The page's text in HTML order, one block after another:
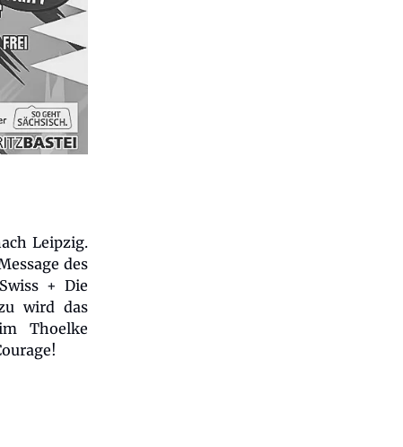
Leipzig.
des
+ Die
wird das
Thoelke